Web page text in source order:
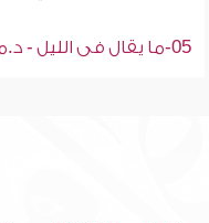
05-ما يقال فى الليل - د.محمد إسماعيل المقدم